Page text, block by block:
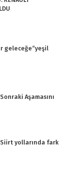
geleceğe“yeşil
Aşamasını
yollarında fark